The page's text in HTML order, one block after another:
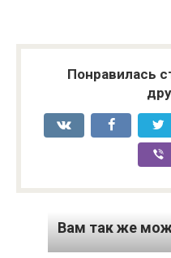
Понравилась
Вам так же